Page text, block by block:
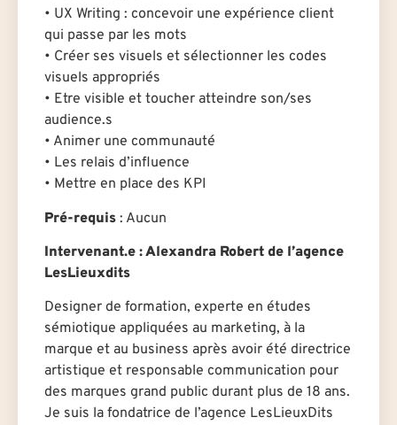
• UX Writing : concevoir une expérience client
qui passe par les mots
• Créer ses visuels et sélectionner les codes
visuels appropriés
• Etre visible et toucher atteindre son/ses
audience.s
• Animer une communauté
• Les relais d’influence
• Mettre en place des KPI
Pré-requis : Aucun
Intervenant.e : Alexandra Robert de l’agence
LesLieuxdits
Designer de formation, experte en études
sémiotique appliquées au marketing, à la
marque et au business après avoir été directrice
artistique et responsable communication pour
des marques grand public durant plus de 18 ans.
Je suis la fondatrice de l’agence LesLieuxDits